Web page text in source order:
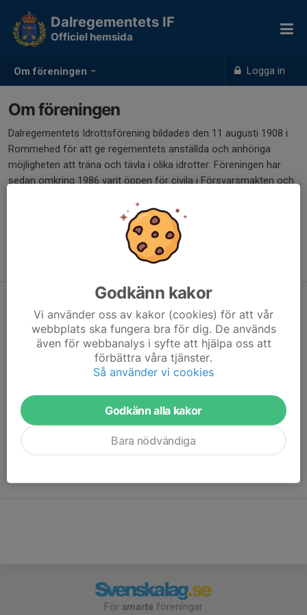
Om föreningen Logga in
Dalregementets IF
Officiel hemsida
Om föreningen
Dalregementets Idrottsförening bildades den 11 augusti 1908 i
Rommehed för att ge regementets anställda och anhöriga
möjligheten att träna och tävla i olika idrotter. Föreningen har
sedan omkring 1986 varit öppen för civila i Försvarsmakten och
egna ben. I och med återinvigningen av I 13 den 23 oktober 2021
har föreningen ingått ett vänskapligt samarbete med regementet
för att återigen ge värnpliktiga och anställda möjligheten att
Dalregementets IF är anslutet till följande specialidrottsförbund:
Svenska Budo & Kampsportsförbundet
Svenska Friidrottsförbundet
Svenska Fäktförbundet
Svenska Mångkampsförbundet
Svenska Simförbundet
Svenska Skidförbundet
Svenska Triathlonförbundet
För smarta föreningar
Godkänn kakor
Vi använder oss av kakor (cookies) för att vår
webbplats ska fungera bra för dig. De används
även för webbanalys i syfte att hjälpa oss att
förbättra våra tjänster.
Så använder vi cookies
Godkänn alla kakor
Bara nödvändiga